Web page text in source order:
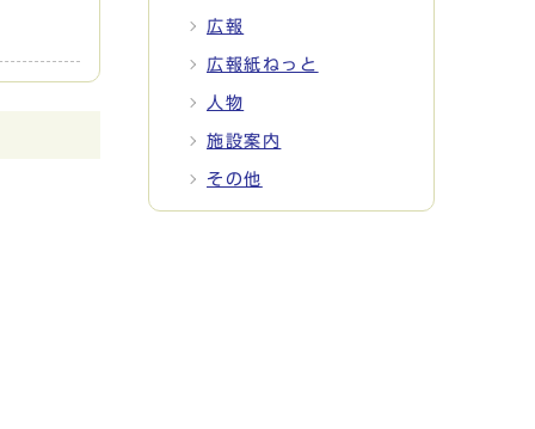
広報
広報紙ねっと
人物
施設案内
その他